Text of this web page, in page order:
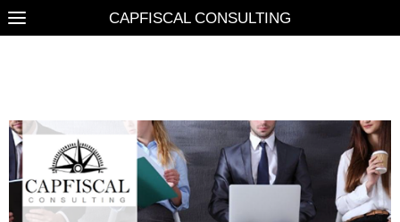
CAPFISCAL CONSULTING